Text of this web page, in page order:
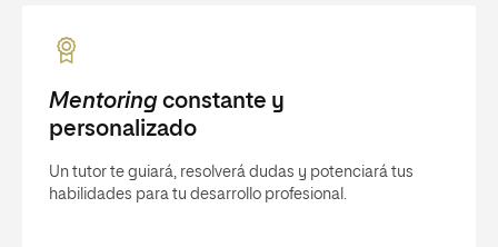
Mentoringconstante y
personalizado
Un tutor te guiará, resolverá dudas y potenciará tus
habilidades para tu desarrollo profesional.